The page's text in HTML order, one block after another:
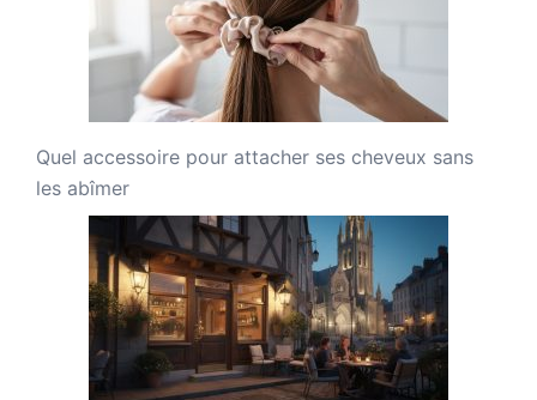
Quel accessoire pour attacher ses cheveux sans
les abîmer